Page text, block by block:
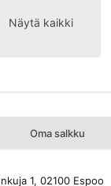
Näytä kaikki
Oma salkku
1, 02100 Espoo